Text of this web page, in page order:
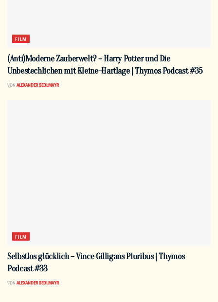
FILM
(Anti)Moderne Zauberwelt? – Harry Potter und Die
Unbestechlichen mit Kleine-Hartlage | Thymos Podcast #35
VON ALEXANDER SEDLMAYR
FILM
Selbstlos glücklich – Vince Gilligans Pluribus | Thymos
Podcast #33
VON ALEXANDER SEDLMAYR